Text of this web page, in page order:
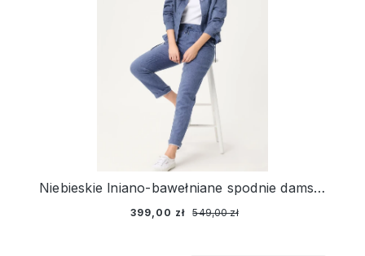
Niebieskie lniano-bawełniane spodnie damskie Lisa Straight – Ciao Amore
399,00 zł 549,00 zł